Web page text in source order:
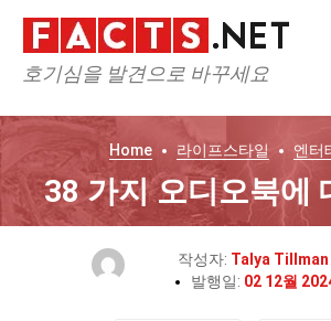
호기심을 발견으로 바꾸세요
Home 라이프스타일 엔터
38 가지 오디오북에
작성자: Talya Tillman
발행일: 02 12월